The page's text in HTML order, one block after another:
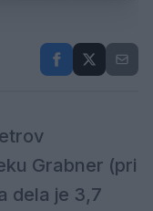
Grabner (pri
dela je 3,7